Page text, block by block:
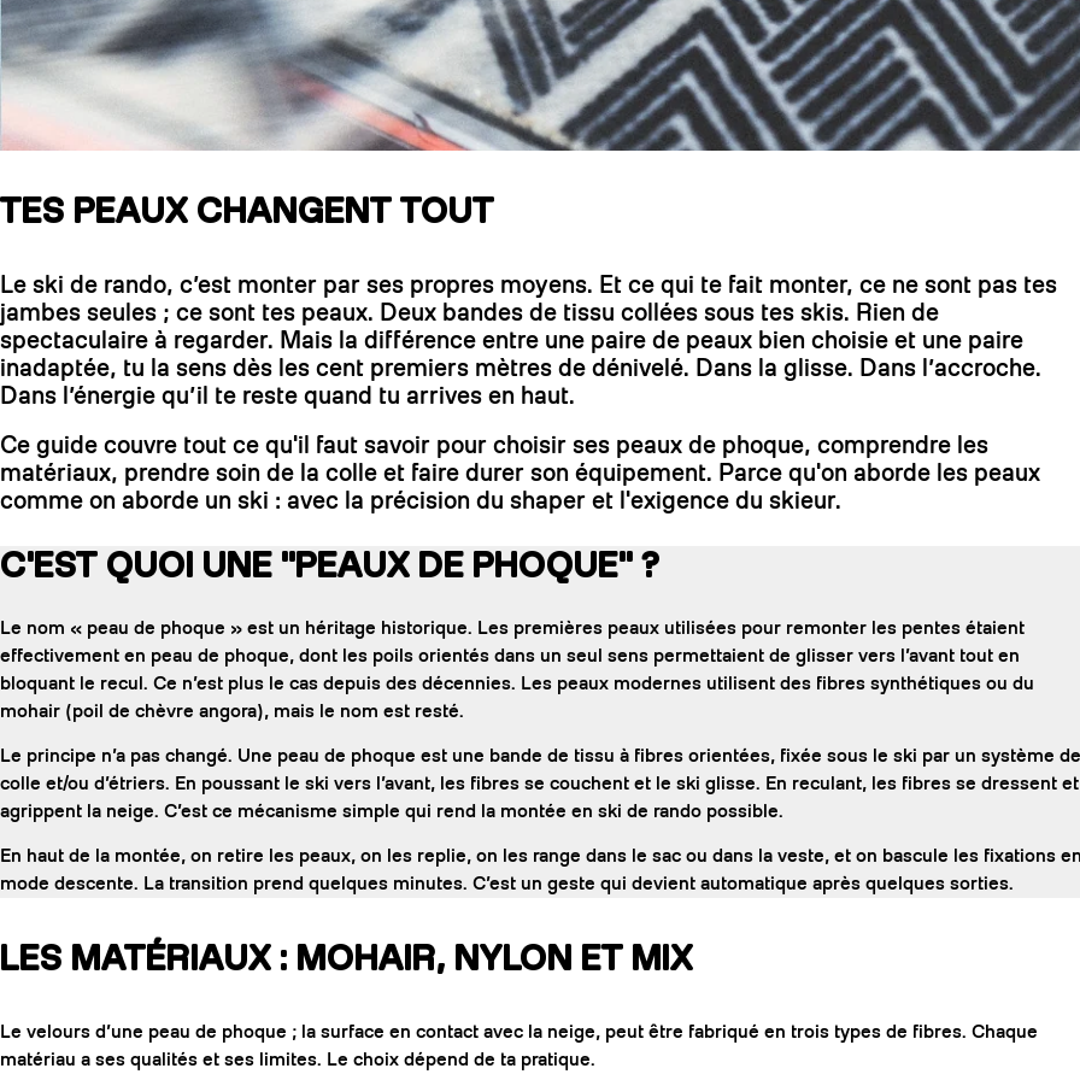
RECHERCHES
Skis freeride
TES PEAUX CHANGENT TOUT
Le ski de rando, c’est monter par ses propres moyens. Et ce qui te fait monter, ce ne sont pas tes
jambes seules ; ce sont tes peaux. Deux bandes de tissu collées sous tes skis. Rien de
spectaculaire à regarder. Mais la différence entre une paire de peaux bien choisie et une paire
inadaptée, tu la sens dès les cent premiers mètres de dénivelé. Dans la glisse. Dans l’accroche.
Dans l’énergie qu’il te reste quand tu arrives en haut.
Ce guide couvre tout ce qu'il faut savoir pour choisir ses peaux de phoque, comprendre les
matériaux, prendre soin de la colle et faire durer son équipement. Parce qu'on aborde les peaux
comme on aborde un ski : avec la précision du shaper et l'exigence du skieur.
C'EST QUOI UNE "PEAUX DE PHOQUE" ?
Le nom « peau de phoque » est un héritage historique. Les premières peaux utilisées pour remonter les pentes étaient
effectivement en peau de phoque, dont les poils orientés dans un seul sens permettaient de glisser vers l’avant tout en
bloquant le recul. Ce n’est plus le cas depuis des décennies. Les peaux modernes utilisent des fibres synthétiques ou du
mohair (poil de chèvre angora), mais le nom est resté.
Le principe n’a pas changé. Une peau de phoque est une bande de tissu à fibres orientées, fixée sous le ski par un système de
colle et/ou d’étriers. En poussant le ski vers l’avant, les fibres se couchent et le ski glisse. En reculant, les fibres se dressent et
agrippent la neige. C’est ce mécanisme simple qui rend la montée en ski de rando possible.
En haut de la montée, on retire les peaux, on les replie, on les range dans le sac ou dans la veste, et on bascule les fixations en
mode descente. La transition prend quelques minutes. C’est un geste qui devient automatique après quelques sorties.
LES MATÉRIAUX : MOHAIR, NYLON ET MIX
Le velours d’une peau de phoque ; la surface en contact avec la neige, peut être fabriqué en trois types de fibres. Chaque
matériau a ses qualités et ses limites. Le choix dépend de ta pratique.